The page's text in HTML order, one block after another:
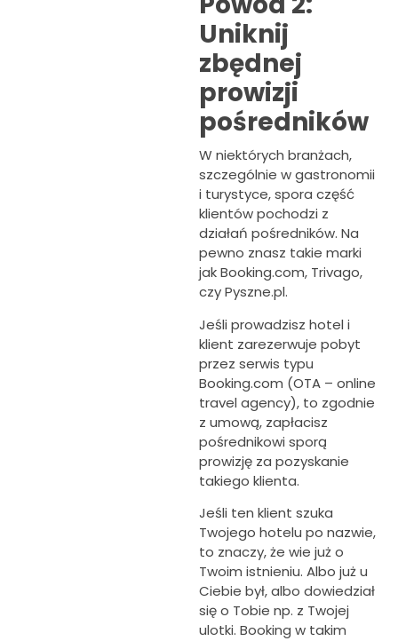
Uniknij
zbędnej
prowizji
pośredników
W niektórych branżach,
szczególnie w gastronomii
i turystyce, spora część
klientów pochodzi z
działań pośredników. Na
pewno znasz takie marki
jak Booking.com, Trivago,
czy Pyszne.pl.
Jeśli prowadzisz hotel i
klient zarezerwuje pobyt
przez serwis typu
Booking.com (OTA – online
travel agency), to zgodnie
z umową, zapłacisz
pośrednikowi sporą
prowizję za pozyskanie
takiego klienta.
Jeśli ten klient szuka
Twojego hotelu po nazwie,
to znaczy, że wie już o
Twoim istnieniu. Albo już u
Ciebie był, albo dowiedział
się o Tobie np. z Twojej
ulotki. Booking w takim